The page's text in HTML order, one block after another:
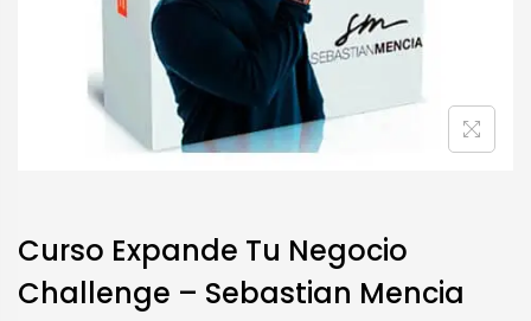
Curso Expande Tu Negocio
Challenge – Sebastian Mencia